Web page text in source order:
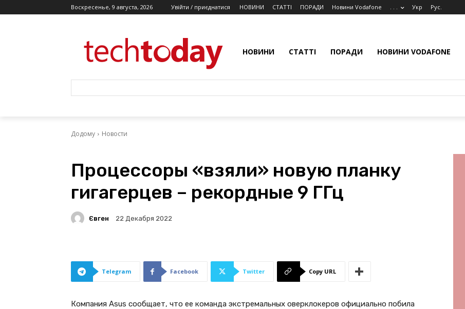
Воскресенье, 9 августа, 2026 Увійти / приєднатися НОВИНИ СТАТТІ ПОРАДИ Новини Vodafone . . . Укр Рус.
НОВИНИ СТАТТІ ПОРАДИ НОВИНИ VODAFONE
Додому Новости
Процессоры «взяли» новую планку
гигагерцев – рекордные 9 ГГц
Євген 22 Декабря 2022
Telegram Facebook Twitter Copy URL
Компания Asus сообщает, что ее команда экстремальных оверклокеров официально побила